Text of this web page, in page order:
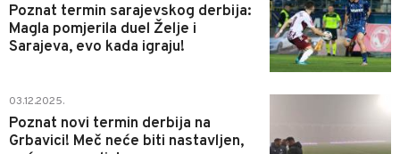
Poznat termin sarajevskog derbija:
Magla pomjerila duel Želje i
Sarajeva, evo kada igraju!
03.12.2025.
Poznat novi termin derbija na
Grbavici! Meč neće biti nastavljen,